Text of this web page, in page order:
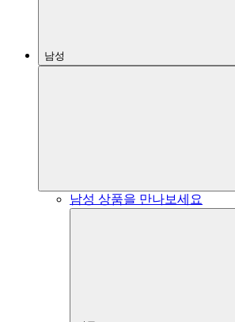
남성
남성 상품을 만나보세요